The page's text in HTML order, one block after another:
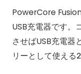
PowerCore
USB充電器です。
させばUSB充電器
リーとして使える